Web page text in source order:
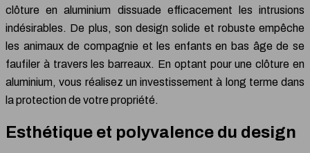
clôture en aluminium dissuade efficacement les intrusions
indésirables. De plus, son design solide et robuste empêche
les animaux de compagnie et les enfants en bas âge de se
faufiler à travers les barreaux. En optant pour une clôture en
aluminium, vous réalisez un investissement à long terme dans
la protection de votre propriété.
Esthétique et polyvalence du design